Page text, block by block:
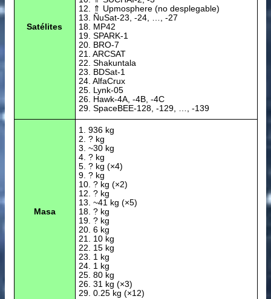
Satélites
12. ⇑ Upmosphere (no desplegable)
13. ÑuSat-23, -24, …, -27
18. MP42
19. SPARK-1
20. BRO-7
21. ARCSAT
22. Shakuntala
23. BDSat-1
24. AlfaCrux
25. Lynk-05
26. Hawk-4A, -4B, -4C
29. SpaceBEE-128, -129, …, -139
Masa
1. 936 kg
2. ? kg
3. ~30 kg
4. ? kg
5. ? kg (×4)
9. ? kg
10. ? kg (×2)
12. ? kg
13. ~41 kg (×5)
18. ? kg
19. ? kg
20. 6 kg
21. 10 kg
22. 15 kg
23. 1 kg
24. 1 kg
25. 80 kg
26. 31 kg (×3)
29. 0.25 kg (×12)